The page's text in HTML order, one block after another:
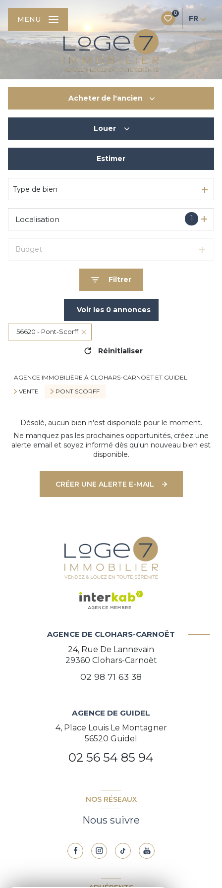
0
FR
MENU
Acheter de l'ancien
Du neuf
Louer
De l'immo pro
Estimer
Type de bien
1
Localisation
Budget
Filtrer
Voir les 0annonces
56620 - Pont-Scorff
Réinitialiser
AGENCE IMMOBILIÈRE À CLOHARS-CARNOËT ET GUIDEL
VENTE
PONT SCORFF
Désolé, aucun bien n'est disponible pour le moment.
Ne manquez pas les prochaines opportunités, créez une
alerte email et soyez informé dès qu'un nouveau bien est
disponible.
CRÉER UNE ALERTE E-MAIL
AGENCE DE CLOHARS-CARNOËT
24, Rue De Lannevain
29360 Clohars-Carnoët
02 98 71 63 38
AGENCE DE GUIDEL
4, Place Louis Le Montagner
56520 Guidel
02 56 54 85 94
NOS RÉSEAUX
Nous suivre